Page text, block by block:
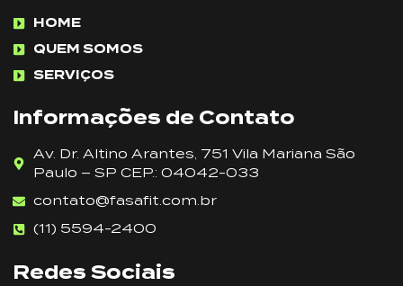
HOME
QUEM SOMOS
SERVIÇOS
Informações de Contato
Av. Dr. Altino Arantes, 751 Vila Mariana São
Paulo – SP CEP.: 04042-033
contato@fasafit.com.br
(11) 5594-2400
Redes Sociais